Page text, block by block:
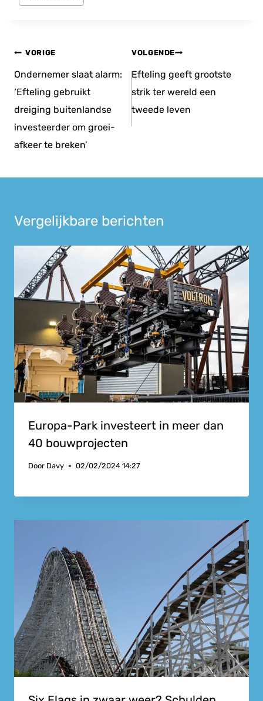
tags:
Bericht
navigatie
VORIGE
Ondernemer slaat alarm:
‘Efteling gebruikt
dreiging buitenlandse
investeerder om groei-
afkeer te breken’
VOLGENDE
Efteling geeft grootste
strik ter wereld een
tweede leven
Vergelijkbare berichten
Europa-Park investeert in meer dan
40 bouwprojecten
Door Davy 02/02/2024 14:27